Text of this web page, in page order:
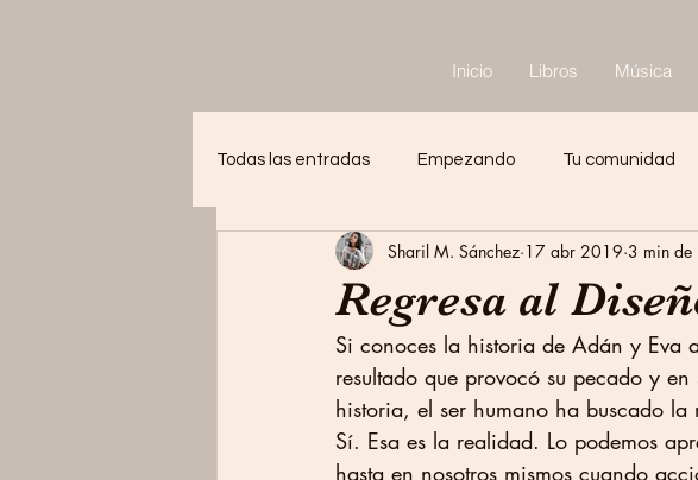
Inicio Libros Música
Todas las entradas Empezando Tu comunidad
Regresa al
Sharil M. Sánchez 17 abr 2019 3 min de
Si conoces la historia de Adán y Eva
resultado que provocó su pecado y
historia, el ser humano ha buscado
Sí. Esa es la realidad. Lo podemos
hasta en nosotros mismos cuando